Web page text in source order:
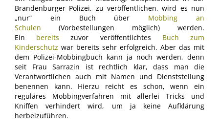
Brandenburger Polizei, zu veröffentlichen, wird es nun
„nur“ ein Buch über Mobbing an
Schulen (Vorbestellungen möglich) werden.
Ein bereits zuvor veröffentlichtes Buch zum
Kinderschutz war bereits sehr erfolgreich. Aber das mit
dem Polizei-Mobbingbuch kann ja noch werden, denn
seit Frau Sarrazin ist rechtlich klar, dass man die
Verantwortlichen auch mit Namen und Dienststellung
benennen kann. Hierzu reicht es schon, wenn ein
reguläres Mobbingverfahren mit allerlei Tricks und
Kniffen verhindert wird, um ja keine Aufklärung
herbeizuführen.